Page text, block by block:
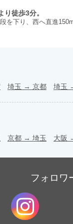
徒歩3分。
を下り、西へ直進150m
埼玉 → 京都 埼玉
京都 → 埼玉 大阪
フォロワ